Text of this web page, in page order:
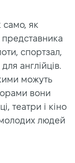
само, як
представника
спортзал,
англійців.
можуть
вони
театри і кіно
людей